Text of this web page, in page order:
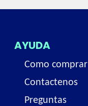
AYUDA
Como comprar
Contactenos
Preguntas